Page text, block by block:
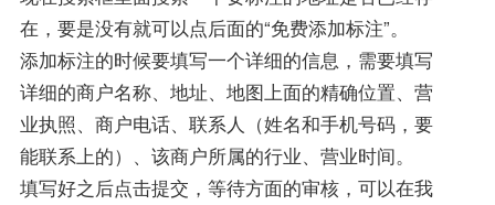
在，要是没有就可以点后面的“免费添加标注”。
添加标注的时候要填写一个详细的信息，需要填写
详细的商户名称、地址、地图上面的精确位置、营
业执照、商户电话、联系人（姓名和手机号码，要
能联系上的）、该商户所属的行业、营业时间。
填写好之后点击提交，等待方面的审核，可以在我